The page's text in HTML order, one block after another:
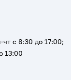
с 8:30 до 17:00;
13:00